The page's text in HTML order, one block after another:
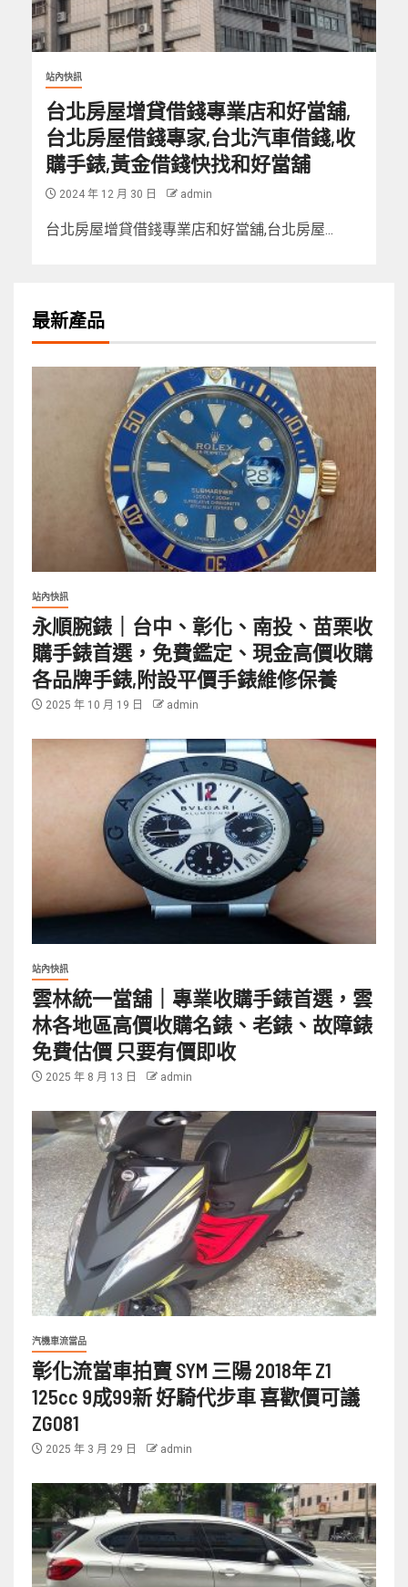
站內快訊
台北房屋增貸借錢專業店和好當舖,
台北房屋借錢專家,台北汽車借錢,收
購手錶,黃金借錢快找和好當舖
2024 年 12 月 30 日 admin
台北房屋增貸借錢專業店和好當舖,台北房屋...
最新產品
站內快訊
永順腕錶｜台中、彰化、南投、苗栗收
購手錶首選，免費鑑定、現金高價收購
各品牌手錶,附設平價手錶維修保養
2025 年 10 月 19 日 admin
站內快訊
雲林統一當舖｜專業收購手錶首選，雲
林各地區高價收購名錶、老錶、故障錶
免費估價 只要有價即收
2025 年 8 月 13 日 admin
汽機車流當品
彰化流當車拍賣 SYM 三陽 2018年 Z1
125cc 9成99新 好騎代步車 喜歡價可議
ZG081
2025 年 3 月 29 日 admin